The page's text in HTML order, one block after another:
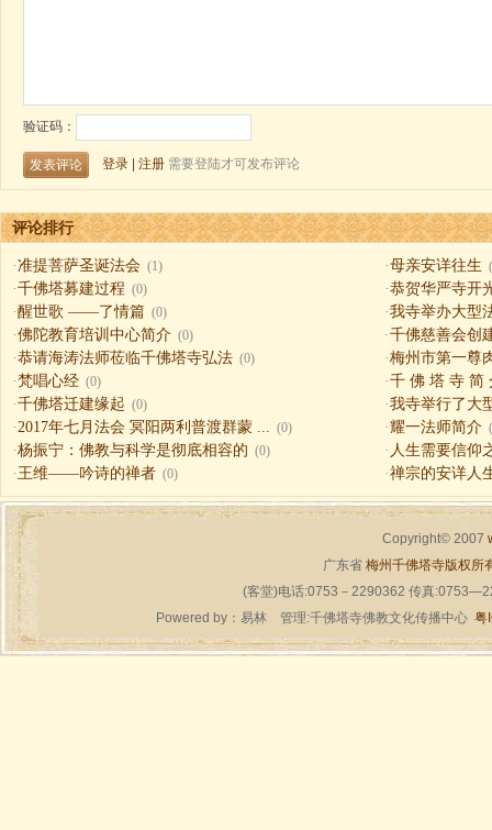
评论排行
·准提菩萨圣诞法会 (1) ·母亲安详往生
·千佛塔募建过程 (0) ·恭贺华严寺开
·醒世歌 ——了情篇 (0) ·我寺举办大型
·佛陀教育培训中心简介 (0) ·千佛慈善会创
·恭请海涛法师莅临千佛塔寺弘法 (0) ·梅州市第一尊
·梵唱心经 (0) ·千 佛 塔 寺 简
·千佛塔迁建缘起 (0) ·我寺举行了大
· 2017年七月法会 冥阳两利普渡群蒙 ... (0) ·耀一法师简介
·杨振宁：佛教与科学是彻底相容的 (0) · 人生需要信仰
· 王维——吟诗的禅者 (0) ·禅宗的安详人
Copyright© 2007
广东省 梅州千佛塔寺版权所
(客堂)电话:0753－2290362 传真
Powered by： 易林管理:千佛塔寺佛教文化传播中心 粤